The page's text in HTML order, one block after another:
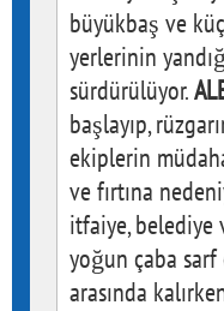
büyükbaş ve
yerlerinin
sürdürülüyor.
başlayıp,
ekiplerin
ve fırtına
itfaiye,
yoğun çaba
arasında